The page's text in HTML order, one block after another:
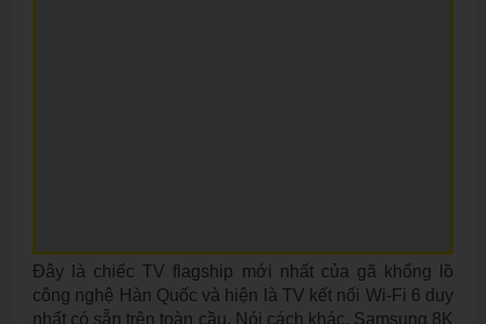
Đây là chiếc TV flagship mới nhất của gã khổng lồ
công nghệ Hàn Quốc và hiện là TV kết nối Wi-Fi 6 duy
nhất có sẵn trên toàn cầu. Nói cách khác, Samsung 8K